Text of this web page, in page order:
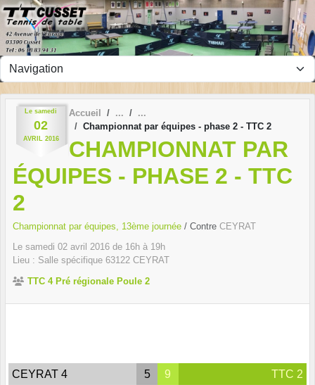
Le samedi
02
AVRIL 2016
Accueil
Championnat par équipes - phase 2 - TTC 2
CHAMPIONNAT PAR
ÉQUIPES - PHASE 2 - TTC
2
Championnat par équipes, 13ème journée / Contre CEYRAT
Le samedi 02 avril 2016 de 16h à 19h
Lieu : Salle spécifique 63122 CEYRAT
TTC 4 Pré régionale Poule 2
CEYRAT 4 5 9 TTC 2
Panneau de gestion des cookies